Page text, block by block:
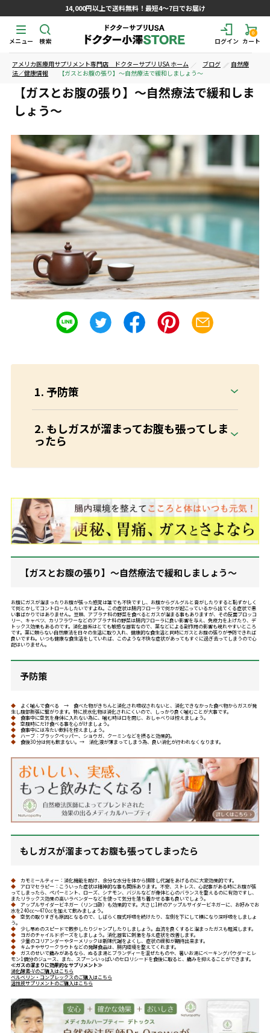
14,000円以上で送料無料！最短4～7日でお届け
ログイン
0
カート
検索
メニュー
アメリカ医療用サプリメント専門店 ドクターサプリ USA ホーム ブログ
自然療
法／健康情報
【ガスとお腹の張り】～自然療法で緩和しましょう～
【ガスとお腹の張り】～自然療法で緩和しま
しょう～
予防策
もしガスが溜まってお腹も張ってしま
ったら
【ガスとお腹の張り】～自然療法で緩和しましょう～
お腹にガスが溜まったりお腹が張った感覚は誰でも不快ですし、お腹からグルグルと音がしたりすると恥ずかしく
て何とかしてコントロールしたいですよね。この症状は腸内フローラで何かが起こっているから出てくる症状で悪
い事ばかりではありません。豆類、アブラナ科の野菜を食べるとガスが溜まる事もありますが、 その反面ブロッコ
リー、キャベツ、 カリフラワーなどのアブラナ科の野菜は腸内フローラに良い影響を与え、免疫力を上げたり、デ
トックス効果もあるのです。消化器系はとても敏感な器官なので、薬などによる副作用の影響も現れやすいところ
です。薬に頼らない自然療法を日々の生活に取り入れ、健康的な食生活と同時にガスとお腹の張りが予防できれば
良いですね。いつも健康な食生活をしていれば、このような不快な症状があってもすぐに過ぎ去ってしまうので心
配はいりません。
予防策
◆ よく噛んで食べる → 食べた物がきちんと消化され吸収されないと、消化できなかった食べ物からガスが発
生し腹部膨張に繋がります。特に炭水化物は消化されにくいので、しっかり良く噛むことが大事です。
◆ 食事中に空気を身体に入れない為に、噛む時は口を閉じ、おしゃべりは控えましょう。
◆ 空腹時にだけ食べる事を心がけましょう。
◆ 食事中には冷たい飲料を控えましょう。
◆ ハーブ：ブラックペッパー、ショウガ、クーミンなどを摂ると効果的。
◆ 食後30分は何も飲まない。→ 消化液が薄まってしまう為、良い消化が行われなくなります。
もしガスが溜まってお腹も張ってしまったら
◆ カモミールティー：消化機能を助け、余分な水分を体から排除し代謝をあげるのに大変効果的です。
◆ アロマセラピー：こういった症状は精神的な事も関係あります。不安、ストレス、心配事がある時にお腹が張
ってしまったら、ペパーミント、ローズ、シナモン、バジルなどが身体と心のバランスを整えるのに有効ですし、
またリラックス効果の高いラベンダーなどを使って気分を落ち着かせる事も良いでしょう。
◆ アップルサイダービネガー（リンゴ酢）も効果的です。大さじ1杯のアップルサイダービネガーに、お好みでお
水を240㏄～470㏄を加えて飲みましょう。
◆ 空気の取りすぎも原因となるので、しばらく腹式呼吸を続けたり、左側を下にして横になり深呼吸をしましょ
う。
◆ 少し早めのスピードで散歩したりジャンプしたりしましょう。血流を良くすると溜まったガスも軽減します。
◆ ヨガのチャイルドポーズをしましょう。消化器官に刺激を与え症状を改善します。
◆ 少量のコリアンダーやターメリックは新陳代謝をよくし、症状の緩和が期待出来ます。
◆ キムチやサワークラウトなどの発酵食品は、腸内環境を整えてくれます。
◆ ガスのせいで痛みがあるなら、ぬるま湯とブランディーを混ぜたものや、暑いお湯にベーキングパウダーとレ
モン1個分のジュース、また、スプーンいっぱいのセロリシードを食後に取ると、痛みを抑えることができます。
≪ガスの溜まりに効果的なサプリメント≫
消化酵素-Vのご購入はこちら
ベルベリン・コンプレックスのご購入はこちら
活性炭サプリメントのご購入はこちら